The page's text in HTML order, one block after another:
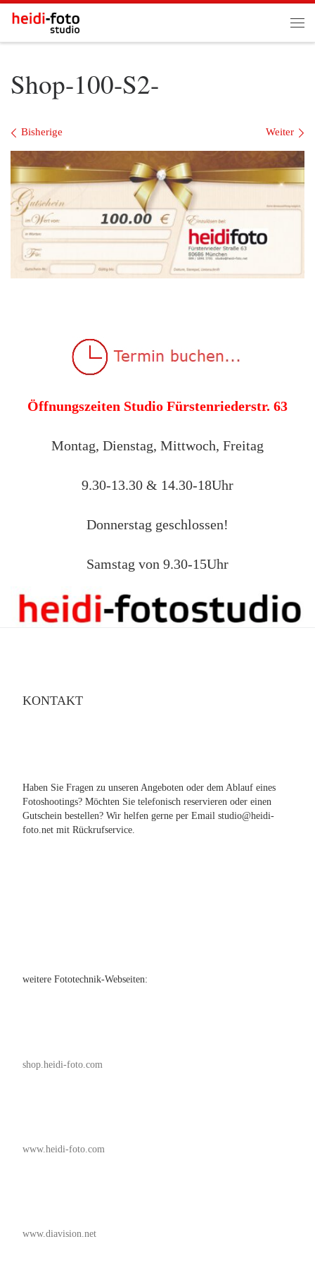
Zum Inhalt springen
Shop-100-S2-
Bilder Navigation
Bisherige Weiter
Öffnungszeiten Studio Fürstenriederstr. 63
Montag, Dienstag, Mittwoch, Freitag
9.30-13.30 & 14.30-18Uhr
Donnerstag geschlossen!
Samstag von 9.30-15Uhr
KONTAKT
Haben Sie Fragen zu unseren Angeboten oder dem Ablauf eines
Fotoshootings? Möchten Sie telefonisch reservieren oder einen
Gutschein bestellen? Wir helfen gerne per Email studio@heidi-
foto.net mit Rückrufservice.
weitere Fototechnik-Webseiten:
shop.heidi-foto.com
www.heidi-foto.com
www.diavision.net